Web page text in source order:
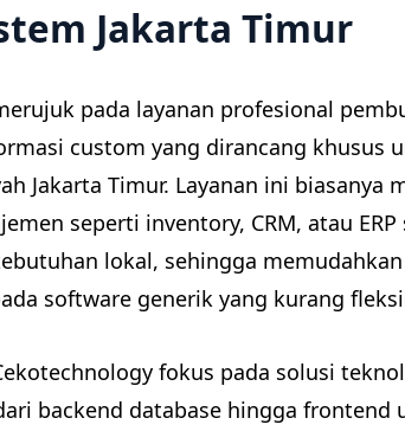
Jakarta Timur
pada layanan profesional
custom yang dirancang khusus
Jakarta Timur. Layanan ini biasanya
seperti inventory, CRM, atau ERP
lokal, sehingga
software generik yang kurang
fokus pada solusi
backend database hingga frontend